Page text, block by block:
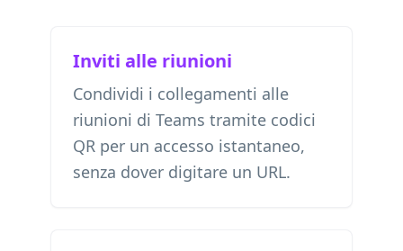
Inviti alle riunioni
Condividi i collegamenti alle
riunioni di Teams tramite codici
QR per un accesso istantaneo,
senza dover digitare un URL.